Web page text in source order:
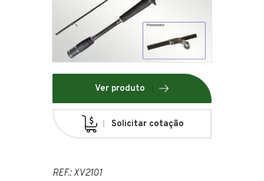
Ver produto
Solicitar cotação
REF.: XV2101